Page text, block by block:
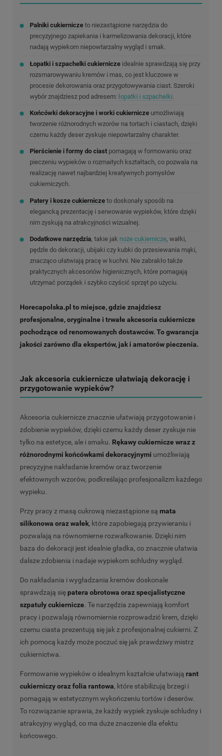
Palniki cukierniczeto niezastąpione narzędzia do
precyzyjnego zapiekania i karmelizowania dekoracji, które
nadają wypiekom niepowtarzalny wygląd i smak.
Łopatki i szpachelki cukierniczeidealnie sprawdzają się przy
rozsmarowywaniu kremów i mas, co jest kluczowe w
procesie dekorowania oraz przygotowywania ciast. Szeroki
wybór znajdziesz pod adresem: łopatki i szpachelki
Końcówki dekoracyjne i worki cukierniczeumożliwiają
tworzenie różnorodnych wzorów na tortach i ciastach, dzięki
czemu każdy deser zyskuje niepowtarzalny charakter.
Pierścienie i formy do ciastpomagają w formowaniu oraz
pieczeniu wypieków o rozmaitych kształtach, co pozwala na
realizację nawet najbardziej kreatywnych pomysłów
cukierniczych.
Patery i kosze cukierniczeto doskonały sposób na
elegancką prezentację i serwowanie wypieków, które dzięki
nim zyskują na atrakcyjności wizualnej.
Dodatkowe narzędzia, takie jak noże cukiernicze, wałki,
pędzle do dekoracji, ubijaki czy kubki do przesiewania mąki,
znacząco ułatwiają pracę w kuchni. Nie zabrakło także
praktycznych akcesoriów higienicznych, które pomagają
utrzymać porządek i szybko czyścić sprzęt po użyciu.
Horecapolska.pl to miejsce, gdzie znajdziesz
profesjonalne, oryginalne i trwałe akcesoria cukiernicze
pochodzące od renomowanych dostawców. To gwarancja
jakości zarówno dla ekspertów, jak i amatorów pieczenia.
Jak akcesoria cukiernicze ułatwiają dekorację i
przygotowanie wypieków?
Akcesoria cukiernicze znacznie ułatwiają przygotowanie i
zdobienie wypieków, dzięki czemu każdy deser zyskuje nie
tylko na estetyce, ale i smaku. Rękawy cukiernicze wraz z
różnorodnymi końcówkami dekoracyjnymi umożliwiają
precyzyjne nakładanie kremów oraz tworzenie
efektownych wzorów, podkreślając profesjonalizm każdego
wypieku.
Przy pracy z masą cukrową niezastąpione są mata
silikonowa oraz wałek, które zapobiegają przywieraniu i
pozwalają na równomierne rozwałkowanie. Dzięki nim
baza do dekoracji jest idealnie gładka, co znacznie ułatwia
dalsze zdobienia i nadaje wypiekom schludny wygląd.
Do nakładania i wygładzania kremów doskonale
sprawdzają siępatera obrotowa oraz specjalistyczne
szpatuły cukiernicze. Te narzędzia zapewniają komfort
pracy i pozwalają równomiernie rozprowadzić krem, dzięki
czemu ciasta prezentują się jak z profesjonalnej cukierni. Z
ich pomocą każdy może poczuć się jak prawdziwy mistrz
cukiernictwa.
Formowanie wypieków o idealnym kształcie ułatwiają rant
cukierniczy oraz folia rantowa, które stabilizują brzegi i
pomagają w estetycznym wykończeniu tortów i deserów.
To rozwiązanie sprawia, że każdy wypiek zyskuje schludny i
atrakcyjny wygląd, co ma duże znaczenie dla efektu
końcowego.